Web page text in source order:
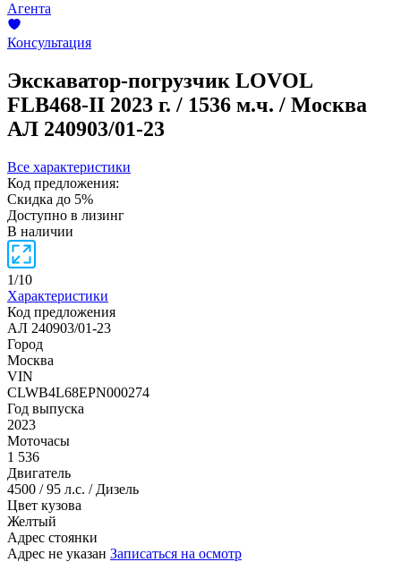
Агента
Консультация
Экскаватор-погрузчик LOVOL
FLB468-II 2023 г. / 1536 м.ч. / Москва
АЛ 240903/01-23
Все характеристики
Код предложения:
Скидка до 5%
Доступно в лизинг
В наличии
1/10
Характеристики
Код предложения
АЛ 240903/01-23
Город
Москва
VIN
CLWB4L68EPN000274
Год выпуска
2023
Моточасы
1 536
Двигатель
4500 / 95 л.с. / Дизель
Цвет кузова
Желтый
Адрес стоянки
Адрес не указан Записаться на осмотр